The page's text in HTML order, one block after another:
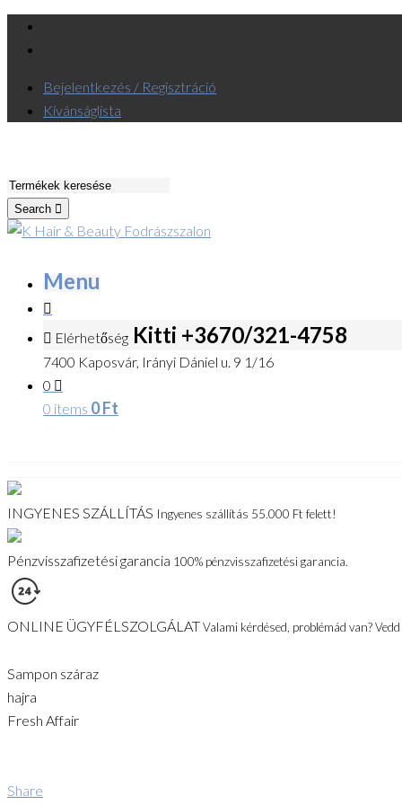
Bejelentkezés / Regisztráció
Kívánságlista
Search
Menu
Elérhetőség Kitti +3670/321-4758
7400 Kaposvár, Irányi Dániel u. 9 1/16
0
0 items 0Ft
INGYENES SZÁLLÍTÁS Ingyenes szállítás 55.000 Ft felett!
Pénzvisszafizetési garancia 100% pénzvisszafizetési garancia.
ONLINE ÜGYFÉLSZOLGÁLATValami kérdésed, problémád van?
Sampon száraz
hajra
Fresh Affair
Share